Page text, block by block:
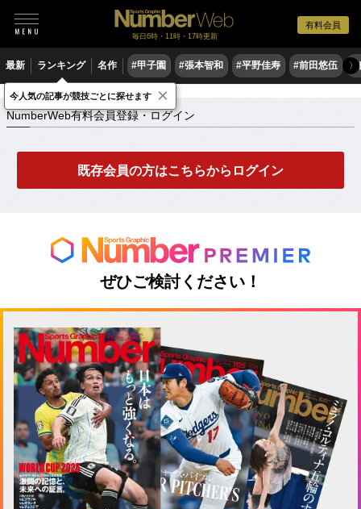
有料会員
毎日6時・11時・17時更新
最新 ランキング 名作 #甲子園 #張本智和 #平野佳寿 #前田悠伍 #
〉
NumberWeb有料会員登録・ログイン
NumberWeb有料会員登録・ログイン
既存会員の方はこちらからログイン
ぜひご検討ください！
今人気の記事が競技ごとに探せます ×